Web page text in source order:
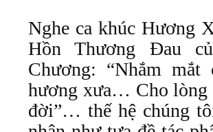
Nghe ca khúc Hương
Hồn Thương Đau
Chương: “Nhắm
hương xưa… Cho lòng
đời”… thế hệ chúng